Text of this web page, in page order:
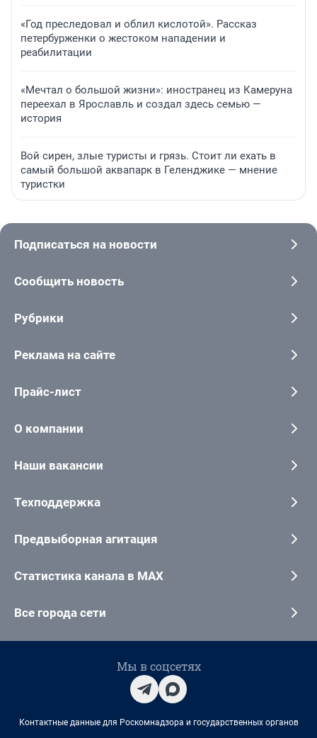
«Год преследовал и облил кислотой». Рассказ
петербурженки о жестоком нападении и
реабилитации
«Мечтал о большой жизни»: иностранец из Камеруна
переехал в Ярославль и создал здесь семью —
история
Вой сирен, злые туристы и грязь. Стоит ли ехать в
самый большой аквапарк в Геленджике — мнение
туристки
Подписаться на новости
Сообщить новость
Рубрики
Реклама на сайте
Прайс-лист
О компании
Наши вакансии
Техподдержка
Предвыборная агитация
Статистика канала в MAX
Все города сети
Мы в соцсетях
Контактные данные для Роскомнадзора и государственных органов